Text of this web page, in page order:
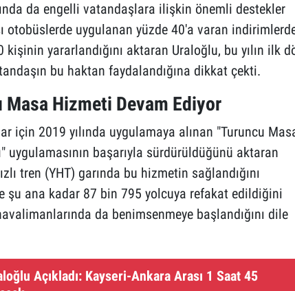
da engelli vatandaşlara ilişkin önemli destekler
otobüslerde uygulanan yüzde 40'a varan
yararlandığını aktaran Uraloğlu, bu yılın ilk
bu haktan faydalandığına dikkat çekti.
Masa Hizmeti Devam Ediyor
için 2019 yılında uygulamaya alınan "Turuncu
uygulamasının başarıyla sürdürüldüğünü aktaran
tren (YHT) garında bu hizmetin sağlandığını
şu ana kadar 87 bin 795 yolcuya refakat edildiğini
da benimsenmeye başlandığını dile
Açıkladı: Kayseri-Ankara Arası 1 Saat 45